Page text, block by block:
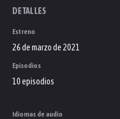
DETALLES
Estreno
26 de marzo de 2021
Episodios
10 episodios
Idiomas de audio